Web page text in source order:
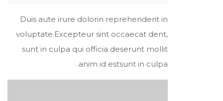
Duis aute irure dolorin reprehenderit in
voluptate.Excepteur sint occaecat dent,
sunt in culpa qui officia deserunt mollit
anim id estsunt in culpa.